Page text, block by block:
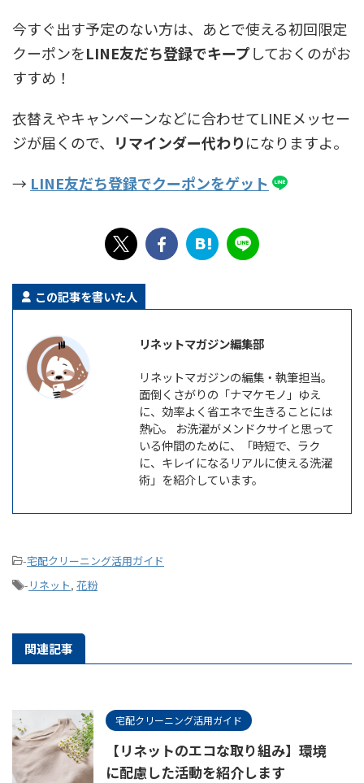
今すぐ出す予定のない方は、あとで使える初回限定
クーポンをLINE友だち登録でキープしておくのがお
すすめ！
衣替えやキャンペーンなどに合わせてLINEメッセー
ジが届くので、
リマインダー代わりになりますよ。
→ LINE友だち登録でクーポンをゲット
この記事を書いた人
リネットマガジン編集部
リネットマガジンの編集・執筆担当。
面倒くさがりの「ナマケモノ」ゆえ
に、効率よく省エネで生きることには
熱心。 お洗濯がメンドクサイと思って
いる仲間のために、「時短で、ラク
に、キレイになるリアルに使える洗濯
術」を紹介しています。
-宅配クリーニング活用ガイド
- リネット, 花粉
関連記事
宅配クリーニング活用ガイド
【リネットのエコな取り組み】環境
に配慮した活動を紹介します